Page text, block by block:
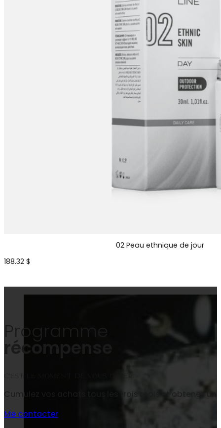
02 Peau ethnique de jour
188.32 $
Programme
récompense
Cumulez vos achats tous les trois mois et obtenez
Me contacter